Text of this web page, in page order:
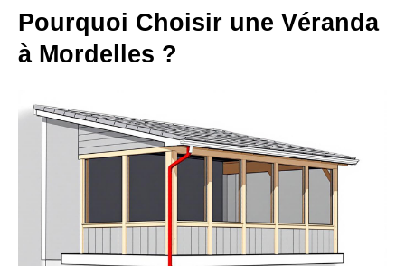
Pourquoi Choisir une Véranda
à Mordelles ?